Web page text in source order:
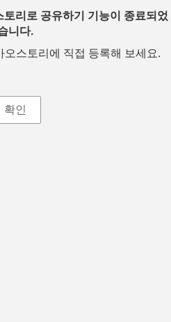
리로 공유하기 기능이 종료되었
니다.
스토리에 직접 등록해 보세요.
확인